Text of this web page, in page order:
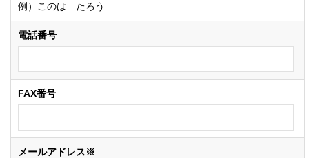
例）このは たろう
電話番号
FAX番号
メールアドレス※